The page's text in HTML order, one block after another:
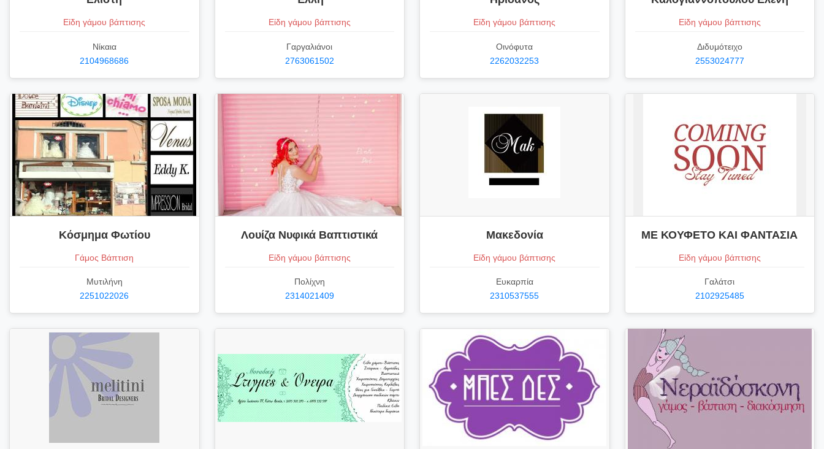
Είδη γάμου βάπτισης
Νίκαια
2104968686
Είδη γάμου βάπτισης
Γαργαλιάνοι
2763061502
Είδη γάμου βάπτισης
Οινόφυτα
2262032253
Είδη γάμου βάπτισης
Διδυμότειχο
2553024777
Κόσμημα Φωτίου
Γάμος Βάπτιση
Μυτιλήνη
2251022026
Λουίζα Νυφικά Βαπτιστικά
Είδη γάμου βάπτισης
Πολίχνη
2314021409
Μακεδονία
Είδη γάμου βάπτισης
Ευκαρπία
2310537555
ΜΕ ΚΟΥΦΕΤΟ ΚΑΙ ΦΑΝΤΑΣΙΑ
Είδη γάμου βάπτισης
Γαλάτσι
2102925485